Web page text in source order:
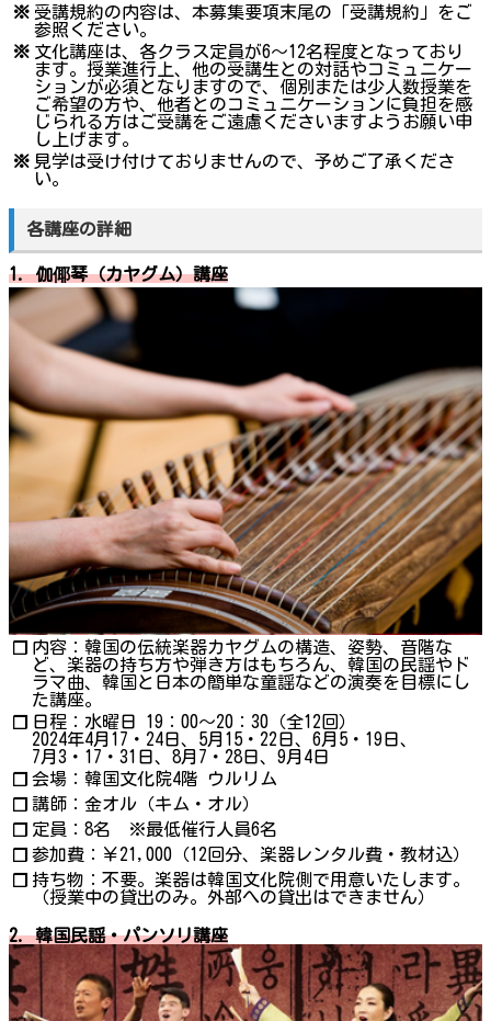
※ 受講規約の内容は、本募集要項末尾の「受講規約」をご
参照ください。
※ 文化講座は、各クラス定員が6～12名程度となっており
ます。授業進行上、他の受講生との対話やコミュニケー
ションが必須となりますので、個別または少人数授業を
ご希望の方や、他者とのコミュニケーションに負担を感
じられる方はご受講をご遠慮くださいますようお願い申
し上げます。
※ 見学は受け付けておりませんので、予めご了承くださ
い。
各講座の詳細
1. 伽倻琴（カヤグム）講座
❐ 内容：韓国の伝統楽器カヤグムの構造、姿勢、音階な
ど、楽器の持ち方や弾き方はもちろん、韓国の民謡やド
ラマ曲、韓国と日本の簡単な童謡などの演奏を目標にし
た講座。
❐ 日程：水曜日 19：00～20：30（全12回）
2024年4月17・24日、5月15・22日、6月5・19日、
7月3・17・31日、8月7・28日、9月4日
❐ 会場：韓国文化院4階 ウルリム
❐ 講師：金オル（キム・オル）
❐ 定員：8名 ※最低催行人員6名
❐ 参加費：￥21,000（12回分、楽器レンタル費・教材込）
❐ 持ち物：不要。楽器は韓国文化院側で用意いたします。
（授業中の貸出のみ。外部への貸出はできません）
2. 韓国民謡・パンソリ講座